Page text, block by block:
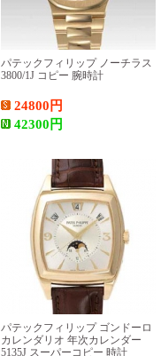
パテックフィリップ ノーチラス
3800/1J コピー 腕時計
24800 円
42300 円
パテックフィリップ ゴンドーロ
カレンダリオ 年次カレンダー
5135J スーパーコピー 時計